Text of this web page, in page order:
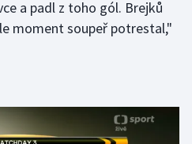
a padl z toho gól. Brejků
moment soupeř potrestal,"